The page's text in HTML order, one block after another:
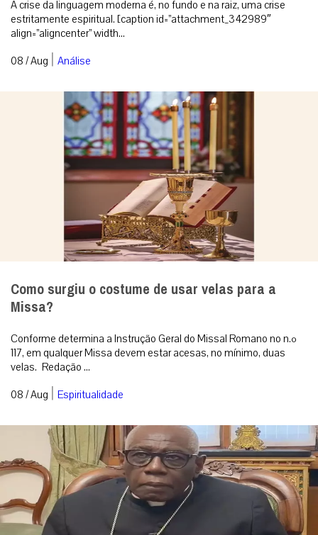
A crise da linguagem moderna é, no fundo e na raiz, uma crise
estritamente espiritual. [caption id=”attachment_342989″
align=”aligncenter” width...
08 / Aug | Análise
Como surgiu o costume de usar velas para a
Missa?
Conforme determina a Instrução Geral do Missal Romano no n.º
117, em qualquer Missa devem estar acesas, no mínimo, duas
velas. Redação ...
08 / Aug | Espiritualidade